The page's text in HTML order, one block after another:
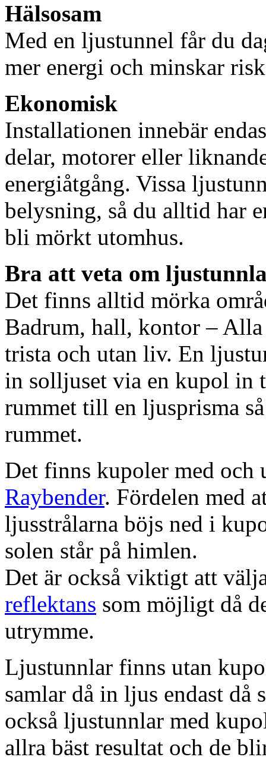
Hälsosam
Med en ljustunnel får du
mer energi och minskar
Ekonomisk
Installationen innebär
delar, motorer eller
energiåtgång. Vissa
belysning, så du alltid har
bli mörkt utomhus.
Bra att veta om
Det finns alltid mörka
Badrum, hall, kontor – Alla
trista och utan liv. En
in solljuset via en kupol in
rummet till en ljusprisma
rummet.
Det finns kupoler med och
Raybender. Fördelen med
ljusstrålarna böjs ned i
solen står på himlen.
Det är också viktigt att
reflektans som möjligt då
utrymme.
Ljustunnlar finns utan
samlar då in ljus endast då
också ljustunnlar med
allra bäst resultat och de